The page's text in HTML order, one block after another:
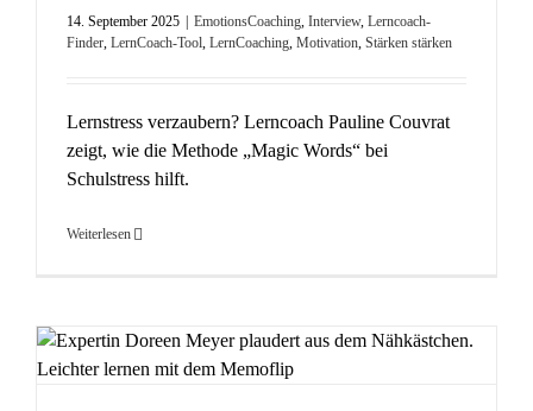
14. September 2025 EmotionsCoaching, Interview, Lerncoach-
Finder, LernCoach-Tool, LernCoaching, Motivation, Stärken stärken
Lernstress verzaubern? Lerncoach Pauline Couvrat
zeigt, wie die Methode „Magic Words“ bei
Schulstress hilft.
Weiterlesen